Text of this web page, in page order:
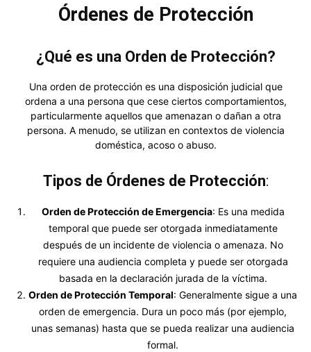
Órdenes de Protección
¿Qué es una Orden de Protección?
Una orden de protección es una disposición judicial que
ordena a una persona que cese ciertos comportamientos,
particularmente aquellos que amenazan o dañan a otra
persona. A menudo, se utilizan en contextos de violencia
doméstica, acoso o abuso.
Tipos de Órdenes de Protección:
Orden de Protección de Emergencia: Es una medida
temporal que puede ser otorgada inmediatamente
después de un incidente de violencia o amenaza. No
requiere una audiencia completa y puede ser otorgada
basada en la declaración jurada de la víctima.
Orden de Protección Temporal: Generalmente sigue a una
orden de emergencia. Dura un poco más (por ejemplo,
unas semanas) hasta que se pueda realizar una audiencia
formal.